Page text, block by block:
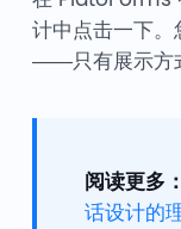
计中点击一下
——只有展示方
阅读更多：
话设计的